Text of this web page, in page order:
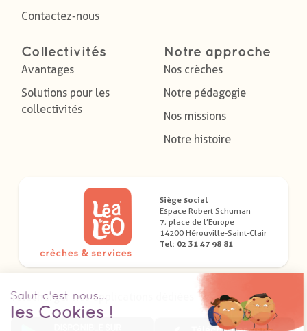
Contactez-nous
Collectivités
Avantages
Solutions pour les
collectivités
Notre approche
Nos crèches
Notre pédagogie
Nos missions
Notre histoire
Siège social
Espace Robert Schuman
7, place de l’Europe
14200 Hérouville-Saint-Clair
Tel: 02 31 47 98 81
Télécharger nos applications dédiées